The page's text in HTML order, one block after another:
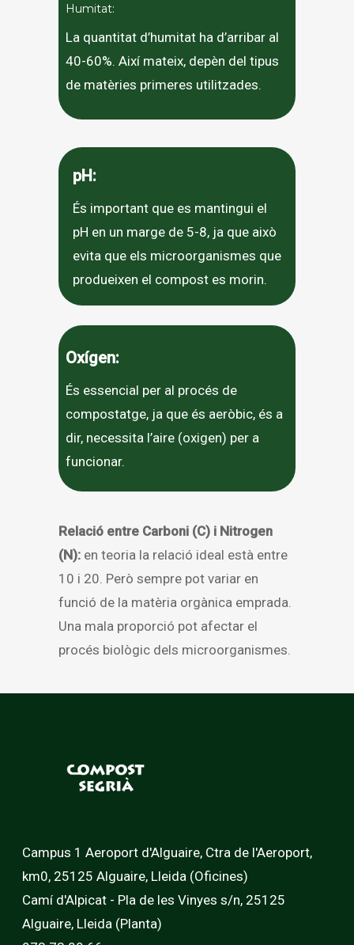
Humitat:
La quantitat d’humitat ha d’arribar al
40-60%. Així mateix, depèn del tipus
de matèries primeres utilitzades.
pH:
És important que es mantingui el
pH en un marge de 5-8, ja que això
evita que els microorganismes que
produeixen el compost es morin.
Oxígen:
És essencial per al procés de
compostatge, ja que és aeròbic, és a
dir, necessita l’aire (oxigen) per a
funcionar.
Relació entre Carboni (C) i Nitrogen
(N): en teoria la relació ideal està entre
10 i 20. Però sempre pot variar en
funció de la matèria orgànica emprada.
Una mala proporció pot afectar el
procés biològic dels microorganismes.
Campus 1 Aeroport d'Alguaire, Ctra de l'Aeroport,
km0, 25125 Alguaire, Lleida (Oficines)
Camí d'Alpicat - Pla de les Vinyes s/n, 25125
Alguaire, Lleida (Planta)